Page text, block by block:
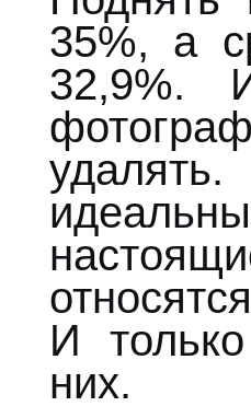
35%, а
32,9%.
И
них.